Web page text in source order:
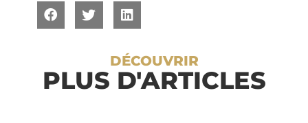
DÉCOUVRIR
PLUS D'ARTICLES